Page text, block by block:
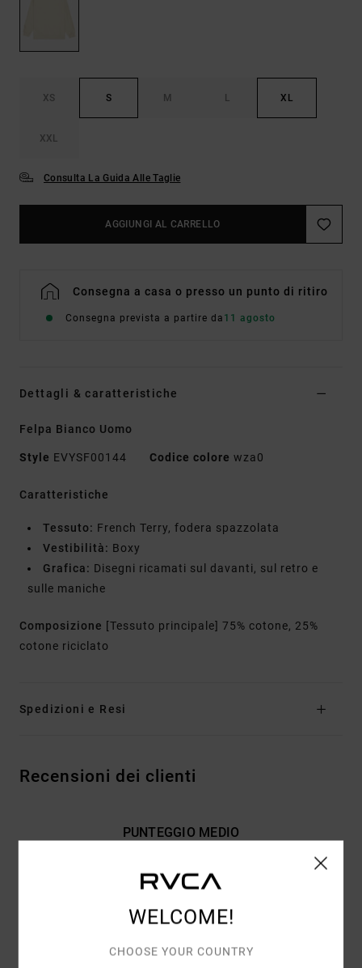
XS S M L XL
XXL
Consulta La Guida Alle Taglie
AGGIUNGI AL CARRELLO
Consegna a casa o presso un punto di ritiro
Consegna prevista a partire da 11 agosto
Dettagli & caratteristiche
Felpa Bianco Uomo
Style EVYSF00144 Codice colore wza0
Caratteristiche
Tessuto: French Terry, fodera spazzolata
Vestibilità: Boxy
Grafica: Disegni ricamati sul davanti, sul retro e
sulle maniche
Composizione [Tessuto principale] 75% cotone, 25%
cotone riciclato
Spedizioni e Resi
Recensioni dei clienti
PUNTEGGIO MEDIO
5.0 /5
WELCOME!
CHOOSE YOUR COUNTRY